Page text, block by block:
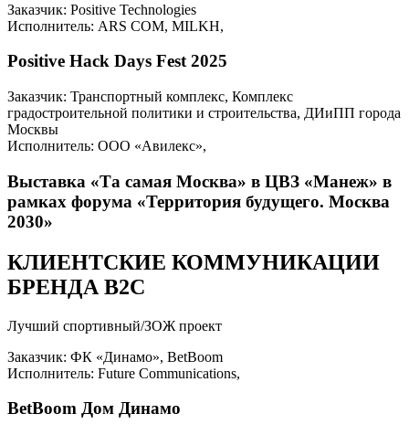
Заказчик: Positive Technologies
Исполнитель: ARS COM, MILKH,
Positive Hack Days Fest 2025
Заказчик: Транспортный комплекс, Комплекс
градостроительной политики и строительства, ДИиПП города
Москвы
Исполнитель: ООО «Авилекс»,
Выставка «Та самая Москва» в ЦВЗ «Манеж» в
рамках форума «Территория будущего. Москва
2030»
КЛИЕНТСКИЕ КОММУНИКАЦИИ
БРЕНДА B2C
Лучший спортивный/ЗОЖ проект
Заказчик: ФК «Динамо», BetBoom
Исполнитель: Future Communications,
BetBoom Дом Динамо